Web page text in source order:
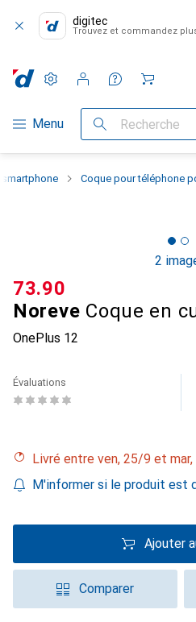
digitec
Trouvez et commandez
Navigation par catégorie
Menu Recherche
Paramètres
Compte client
Listes de comparaison
Listes d'envies
Panier
Coque pour téléphone
2
Noreve Coque en
OnePlus 12
CHF
73.90
Évaluations
Livré entre ven, 25/9 et
M'informer si le produit est
Ajouter
Comparer